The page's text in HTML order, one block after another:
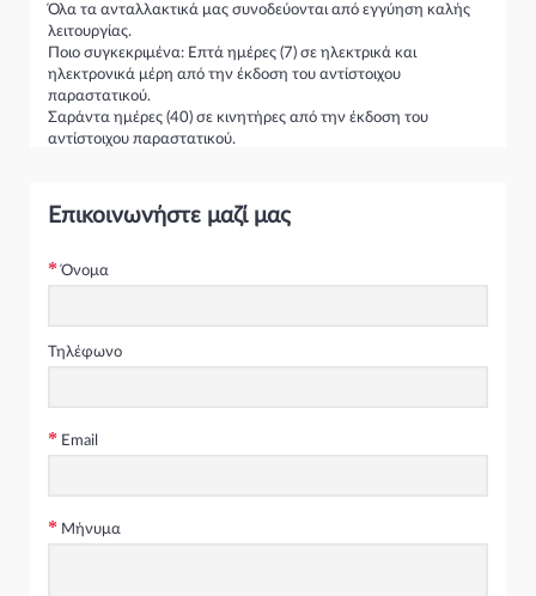
Όλα τα ανταλλακτικά μας συνοδεύονται από εγγύηση καλής
λειτουργίας.
Ποιο συγκεκριμένα: Επτά ημέρες (7) σε ηλεκτρικά και
ηλεκτρονικά μέρη από την έκδοση του αντίστοιχου
παραστατικού.
Σαράντα ημέρες (40) σε κινητήρες από την έκδοση του
αντίστοιχου παραστατικού.
*Σε περίπτωση που το ανταλλακτικό είναι ελαττωματικό ή δεν
είναι εφικτή η προσαρμογή του στο όχημα ,υπάρχει η
* Επιστροφές χρημάτων γίνονται εφόσον το ανταλλακτικό
κριθεί ελαττωματικό και παραδοθεί στο κατάστημα άρτιο
Χατζηπαύλου Ανταλλακτικά Αυτοκινήτων
Επικοινωνήστε μαζί μας
Όνομα
Τηλέφωνο
Email
Μήνυμα